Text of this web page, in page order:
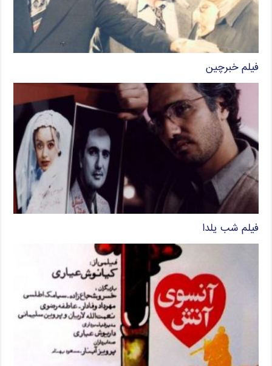
فیلم خبرچین
فیلم شب یلدا